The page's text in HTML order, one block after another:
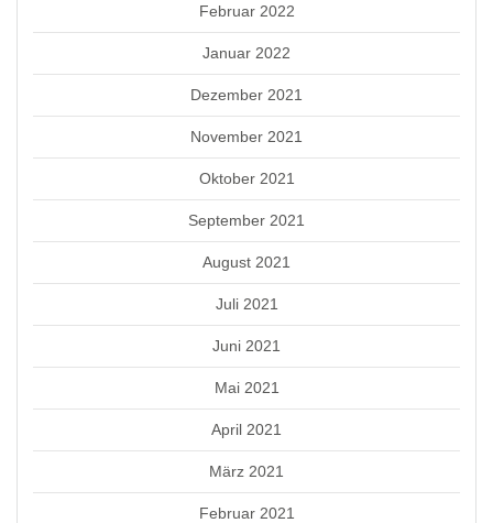
Februar 2022
Januar 2022
Dezember 2021
November 2021
Oktober 2021
September 2021
August 2021
Juli 2021
Juni 2021
Mai 2021
April 2021
März 2021
Februar 2021